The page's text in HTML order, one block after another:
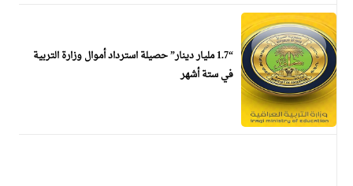
“1.7 مليار دينار” حصيلة استرداد أموال وزارة التربية
في ستة أشهر